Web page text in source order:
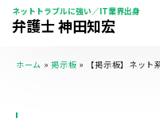
ネットトラブルに強い／IT業界出身
弁護士 神田知宏
ホーム »掲示板 » 【掲示板】ネッ